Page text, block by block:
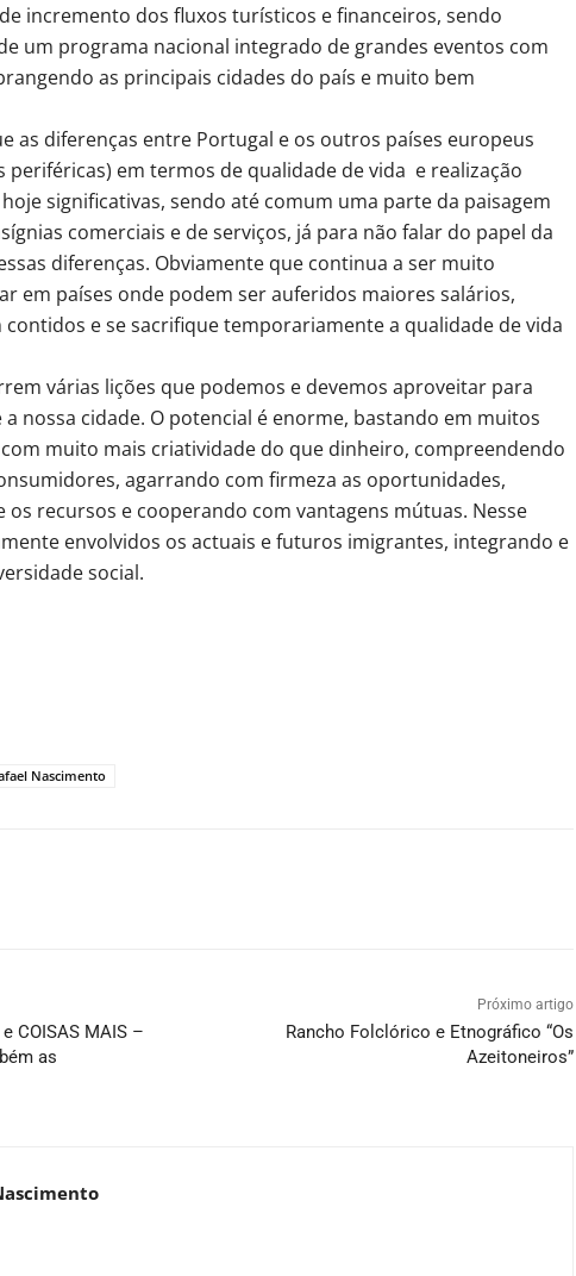
incremento dos fluxos turísticos e financeiros, sendo
um programa nacional integrado de grandes eventos com
as principais cidades do país e muito bem
as diferenças entre Portugal e os outros países europeus
periféricas) em termos de qualidade de vida e realização
significativas, sendo até comum uma parte da paisagem
comerciais e de serviços, já para não falar do papel da
diferenças. Obviamente que continua a ser muito
em países onde podem ser auferidos maiores salários,
contidos e se sacrifique temporariamente a qualidade de vida
várias lições que podemos e devemos aproveitar para
nossa cidade. O potencial é enorme, bastando em muitos
muito mais criatividade do que dinheiro, compreendendo
agarrando com firmeza as oportunidades,
recursos e cooperando com vantagens mútuas. Nesse
envolvidos os actuais e futuros imigrantes, integrando e
social.
Nascimento
COISAS MAIS –
as
Próximo artigo
Rancho Folclórico e Etnográfico “Os
Azeitoneiros”